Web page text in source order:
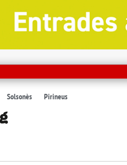
Solsonès Pirineus